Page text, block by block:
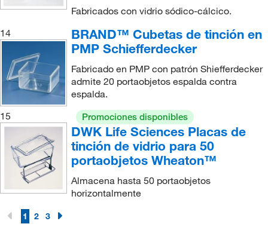
Fabricados con vidrio sódico-cálcico.
14
BRAND™ Cubetas de tinción en
PMP Schiefferdecker
Fabricado en PMP con patrón Shiefferdecker
admite 20 portaobjetos espalda contra
espalda.
15
Promociones disponibles
DWK Life Sciences Placas de
tinción de vidrio para 50
portaobjetos Wheaton™
Almacena hasta 50 portaobjetos
horizontalmente
1 2 3